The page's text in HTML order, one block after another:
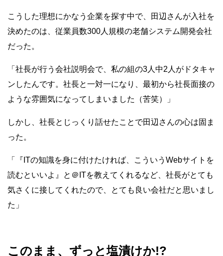
こうした理想にかなう企業を探す中で、田辺さんが入社を
決めたのは、従業員数300人規模の老舗システム開発会社
だった。
「社長が行う会社説明会で、私の組の3人中2人がドタキャ
ンしたんです。社長と一対一になり、最初から社長面接の
ような雰囲気になってしまいました（苦笑）」
しかし、社長とじっくり話せたことで田辺さんの心は固ま
った。
「『ITの知識を身に付けたければ、こういうWebサイトを
読むといいよ』と＠ITを教えてくれるなど、社長がとても
気さくに接してくれたので、とても良い会社だと思いまし
た」
このまま、ずっと塩漬けか!?